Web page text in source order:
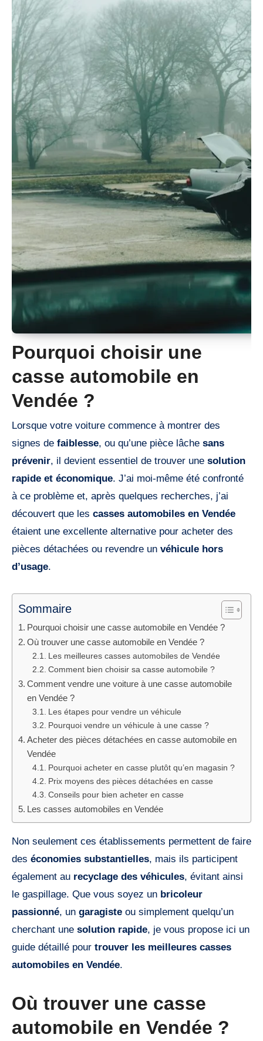
Pourquoi choisir une
casse automobile en
Vendée ?
Lorsque votre voiture commence à montrer des
signes de faiblesse, ou qu’une pièce lâche sans
prévenir, il devient essentiel de trouver une solution
rapide et économique. J’ai moi-même été confronté
à ce problème et, après quelques recherches, j’ai
découvert que les casses automobiles en Vendée
étaient une excellente alternative pour acheter des
pièces détachées ou revendre un véhicule hors
d’usage.
Sommaire
Pourquoi choisir une casse automobile en Vendée ?
Où trouver une casse automobile en Vendée ?
Les meilleures casses automobiles de Vendée
Comment bien choisir sa casse automobile ?
Comment vendre une voiture à une casse automobile
en Vendée ?
Les étapes pour vendre un véhicule
Pourquoi vendre un véhicule à une casse ?
Acheter des pièces détachées en casse automobile en
Vendée
Pourquoi acheter en casse plutôt qu’en magasin ?
Prix moyens des pièces détachées en casse
Conseils pour bien acheter en casse
Les casses automobiles en Vendée
Non seulement ces établissements permettent de faire
des économies substantielles, mais ils participent
également au recyclage des véhicules, évitant ainsi
le gaspillage. Que vous soyez un bricoleur
passionné, un garagiste ou simplement quelqu’un
cherchant une solution rapide, je vous propose ici un
guide détaillé pour trouver les meilleures casses
automobiles en Vendée.
Où trouver une casse
automobile en Vendée ?